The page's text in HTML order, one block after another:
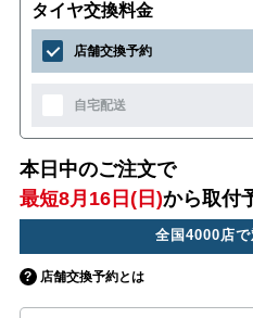
タイヤ交換料金
店舗交換予約
自宅配送
本日中のご注文で
最短8月16日(日)から取付
全国4000店
店舗交換予約とは